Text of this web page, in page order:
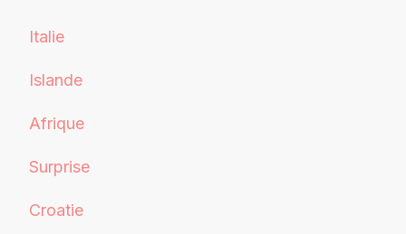
Italie
Islande
Afrique
Surprise
Croatie